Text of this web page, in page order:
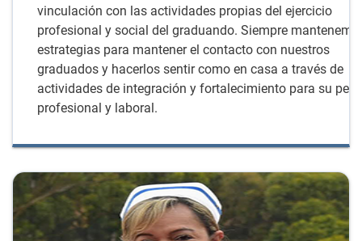
vinculación con las actividades propias del ejercicio
profesional y social del graduando. Siempre
estrategias para mantener el contacto con nuestros
graduados y hacerlos sentir como en casa a través de
actividades de integración y fortalecimiento para su
profesional y laboral.